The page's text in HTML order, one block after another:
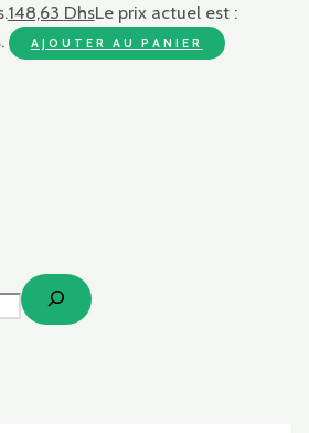
148,63 DhsLe prix actuel est :
AJOUTER AU PANIER